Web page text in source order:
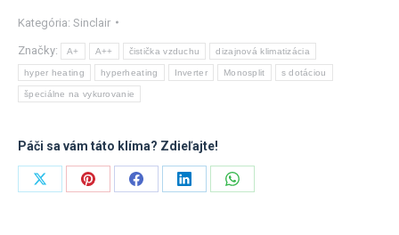
navy
s
montážou
Kategória: Sinclair
Značky: A+ A++ čistička vzduchu dizajnová klimatizácia
hyper heating hyperheating Inverter Monosplit s dotáciou
špeciálne na vykurovanie
Páči sa vám táto klíma? Zdieľajte!
Share
Share
Share
Share
Share